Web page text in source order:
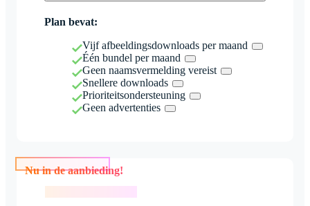
Plan bevat:
Vijf afbeeldingsdownloads per maand
Één bundel per maand
Geen naamsvermelding vereist
Snellere downloads
Prioriteitsondersteuning
Geen advertenties
Nu in de aanbieding!